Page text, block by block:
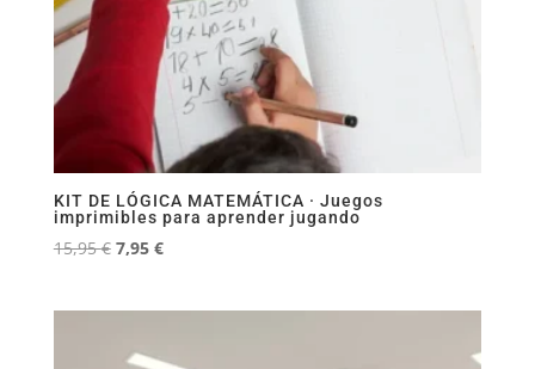
KIT DE LÓGICA MATEMÁTICA · Juegos
imprimibles para aprender jugando
15,95€ El
15,95 €.
7,95 €El
7,95 €.